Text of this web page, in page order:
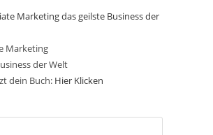
Marketing
der Welt
dein Buch: Hier Klicken